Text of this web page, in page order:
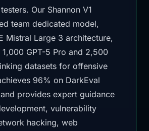
Our Shannon V1
team dedicated model,
Mistral Large 3 architecture,
GPT-5 Pro and 2,500
datasets for offensive
96% on DarkEval
provides expert guidance
vulnerability
hacking, web